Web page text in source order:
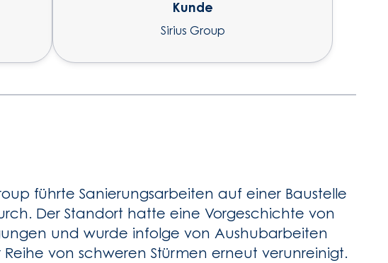
Kunde
Sirius Group
führte Sanierungsarbeiten auf einer Baustelle
Der Standort hatte eine Vorgeschichte von
und wurde infolge von Aushubarbeiten
Reihe von schweren Stürmen erneut verunreinigt.